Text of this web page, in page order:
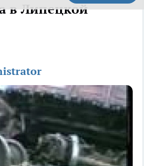
в Липецкой